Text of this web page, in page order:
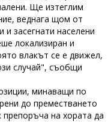
Ще изтеглим
веднага щом от
засегнати населени
локализиран и
влакът се е движел,
случай", съобщи
минаващи по
до преместването
на хората да